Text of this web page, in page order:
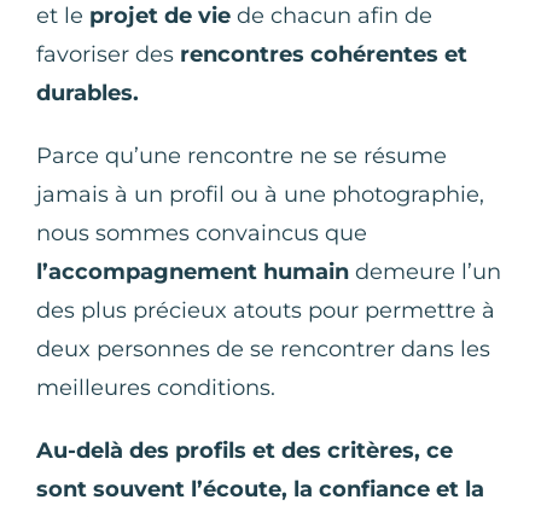
et le projet de vie de chacun afin de
favoriser des rencontres cohérentes et
durables.
Parce qu’une rencontre ne se résume
jamais à un profil ou à une photographie,
nous sommes convaincus que
l’accompagnement humain demeure l’un
des plus précieux atouts pour permettre à
deux personnes de se rencontrer dans les
meilleures conditions.
Au-delà des profils et des critères, ce
sont souvent l’écoute, la confiance et la